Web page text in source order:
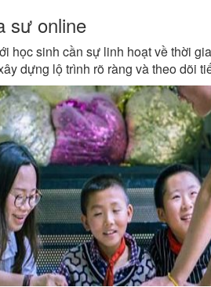
sư online
học sinh cần sự linh hoạt về thời
dựng lộ trình rõ ràng và theo dõi